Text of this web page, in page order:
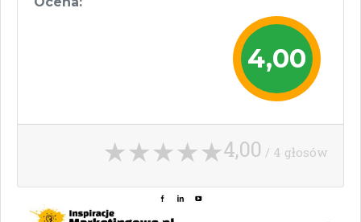
4,00
4,00 / 4 głosów